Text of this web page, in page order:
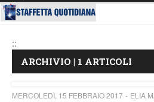
::
ARCHIVIO | 1 ARTICOLI
MERCOLEDÌ, 15 FEBBRAIO 2017
ELIA